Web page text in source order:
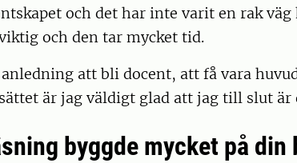
och det har inte varit en rak
och den tar mycket tid.
att bli docent, att få vara
är jag väldigt glad att jag till slut är
byggde mycket på din